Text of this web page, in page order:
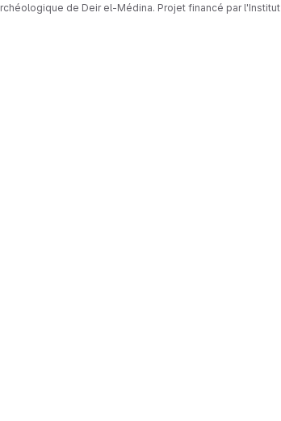
de Deir el-Médina. Projet financé par l'Institut